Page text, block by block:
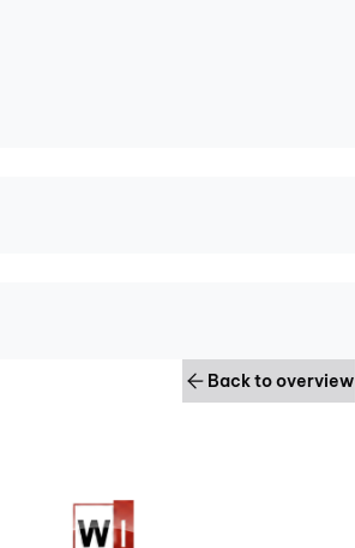
Back to overview